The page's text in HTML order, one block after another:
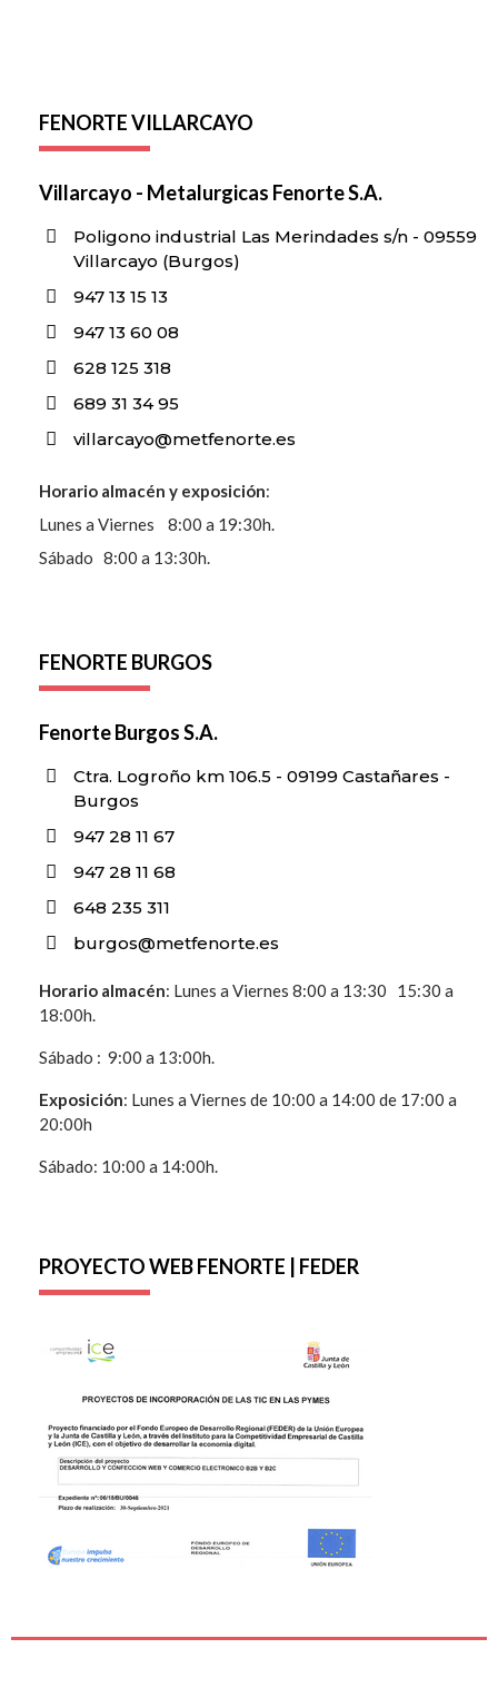
FENORTE VILLARCAYO
Villarcayo - Metalurgicas Fenorte S.A.
Poligono industrial Las Merindades s/n - 09559
Villarcayo (Burgos)
947 13 15 13
947 13 60 08
628 125 318
689 31 34 95
villarcayo@metfenorte.es
Horario almacén y exposición:
Lunes a Viernes 8:00 a 19:30h.
Sábado 8:00 a 13:30h.
FENORTE BURGOS
Fenorte Burgos S.A.
Ctra. Logroño km 106.5 - 09199 Castañares -
Burgos
947 28 11 67
947 28 11 68
648 235 311
burgos@metfenorte.es
Horario almacén: Lunes a Viernes 8:00 a 13:30 15:30 a
18:00h.
Sábado : 9:00 a 13:00h.
Exposición: Lunes a Viernes de 10:00 a 14:00 de 17:00 a
20:00h
Sábado: 10:00 a 14:00h.
PROYECTO WEB FENORTE | FEDER